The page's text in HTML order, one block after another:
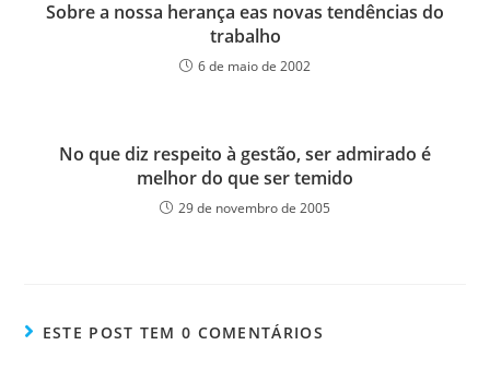
Sobre a nossa herança eas novas tendências do
trabalho
6 de maio de 2002
No que diz respeito à gestão, ser admirado é
melhor do que ser temido
29 de novembro de 2005
ESTE POST TEM 0 COMENTÁRIOS